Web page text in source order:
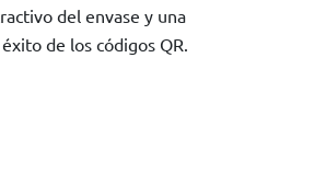
del envase y una
de los códigos QR.